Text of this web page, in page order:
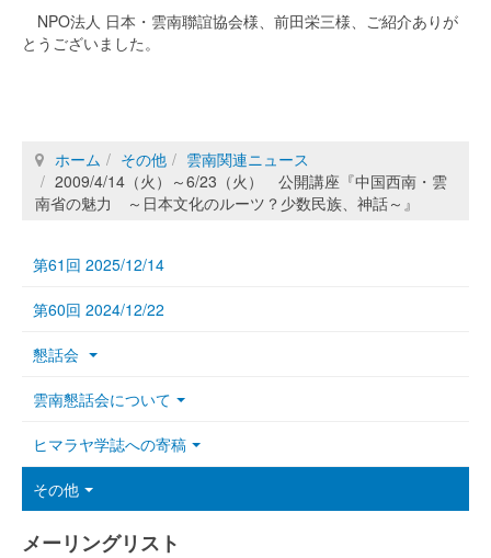
NPO法人 日本・雲南聯誼協会様、前田栄三様、ご紹介ありが
とうございました。
ホーム その他
雲南関連ニュース
2009/4/14（火）～6/23（火） 公開講座『中国西南・雲
南省の魅力 ～日本文化のルーツ？少数民族、神話～』
第61回 2025/12/14
第60回 2024/12/22
懇話会
雲南懇話会について
ヒマラヤ学誌への寄稿
その他
メーリングリスト